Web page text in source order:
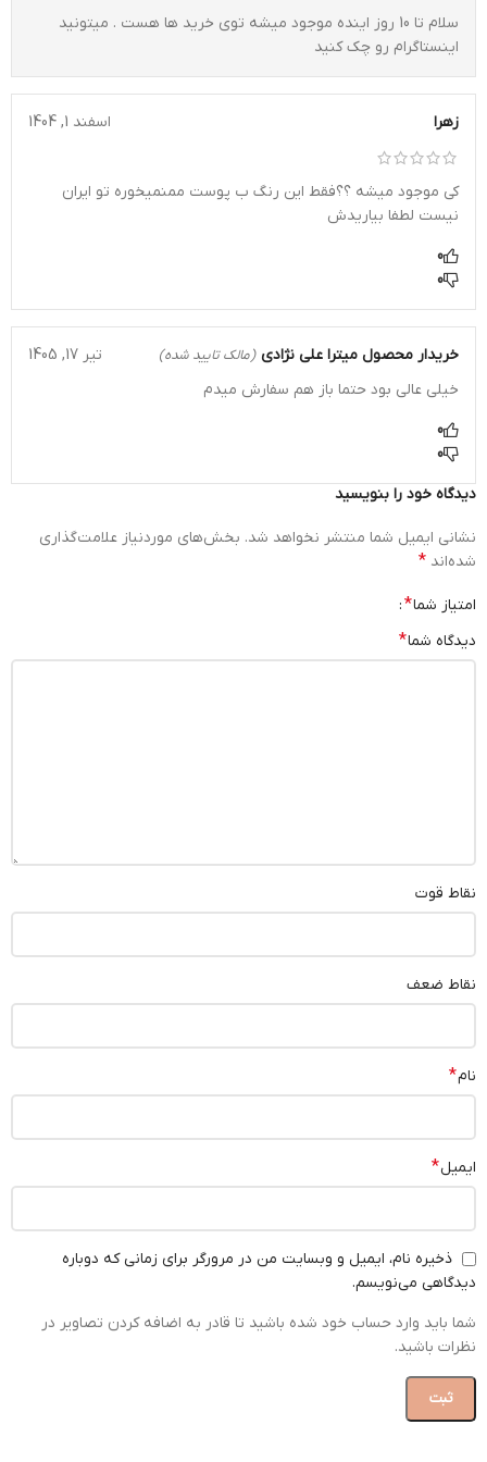
سلام تا 10 روز اینده موجود میشه توی خرید ها هست . میتونید
اینستاگرام رو چک کنید
زهرا اسفند 1, 1404
کی موجود میشه ؟؟فقط این رنگ ب پوست ممنمیخوره تو ایران
نیست لطفا بیاریدش
0
0
خریدار محصول میترا علی نژادی (مالک تایید شده)
تیر 17, 1405
خیلی عالی بود حتما باز هم سفارش میدم
0
0
دیدگاه خود را بنویسید
نشانی ایمیل شما منتشر نخواهد شد. بخش‌های موردنیاز علامت‌گذاری
شده‌اند *
امتیاز شما*
دیدگاه شما*
نقاط قوت
نقاط ضعف
نام*
ایمیل*
ذخیره نام، ایمیل و وبسایت من در مرورگر برای زمانی که دوباره
دیدگاهی می‌نویسم.
شما باید وارد حساب خود شده باشید تا قادر به اضافه کردن تصاویر در
نظرات باشید.